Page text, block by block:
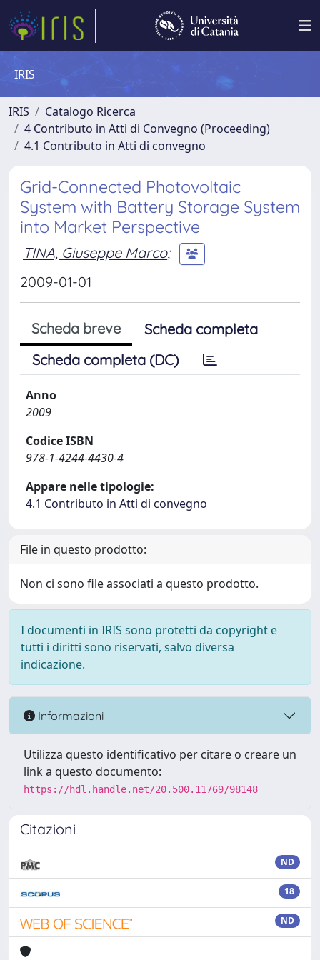
IRIS
IRIS
Catalogo Ricerca
4 Contributo in Atti di Convegno (Proceeding)
4.1 Contributo in Atti di convegno
Grid-Connected Photovoltaic
System with Battery Storage System
into Market Perspective
TINA, Giuseppe Marco;
2009-01-01
Scheda breve
Scheda completa
Scheda completa (DC)
Anno
2009
Codice ISBN
978-1-4244-4430-4
Appare nelle tipologie:
4.1 Contributo in Atti di convegno
File in questo prodotto:
Non ci sono file associati a questo prodotto.
I documenti in IRIS sono protetti da copyright e
tutti i diritti sono riservati, salvo diversa
indicazione.
Informazioni
Utilizza questo identificativo per citare o creare un
link a questo documento:
https://hdl.handle.net/20.500.11769/98148
Citazioni
ND
18
ND